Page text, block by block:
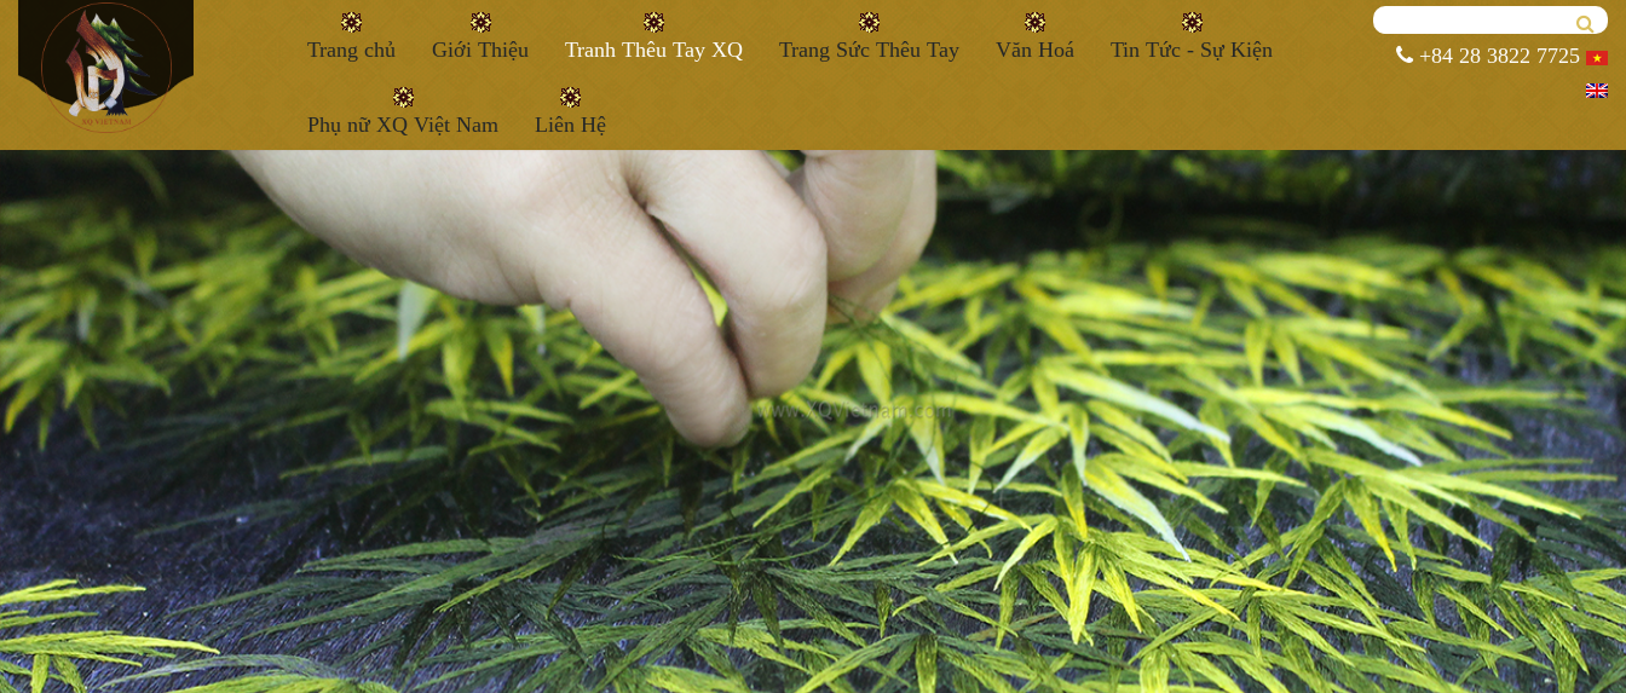
Trang chủ Giới Thiệu Tranh Thêu Tay XQ Trang Sức Thêu Tay Văn Hoá Tin Tức - Sự Kiện
Phụ nữ XQ Việt Nam Liên Hệ
+84 28 3822 7725